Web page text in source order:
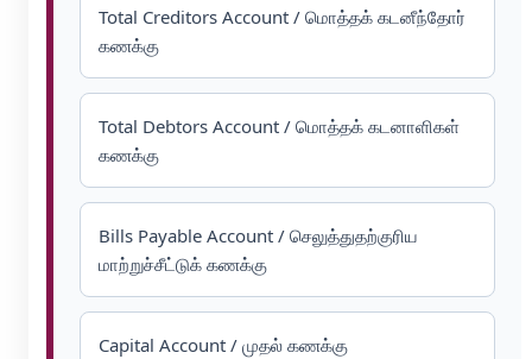
Total Creditors Account / மொத்தக் கடனீந்தோர்
கணக்கு
Total Debtors Account / மொத்தக் கடனாளிகள்
கணக்கு
Bills Payable Account / செலுத்துதற்குரிய
மாற்றுச்சீட்டுக் கணக்கு
Capital Account / முதல் கணக்கு